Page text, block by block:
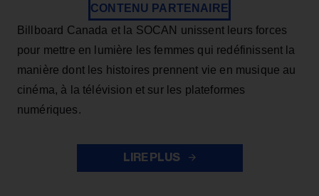
CONTENU PARTENAIRE
Billboard Canada et la SOCAN unissent leurs forces
pour mettre en lumière les femmes qui redéfinissent la
manière dont les histoires prennent vie en musique au
cinéma, à la télévision et sur les plateformes
numériques.
LIRE PLUS